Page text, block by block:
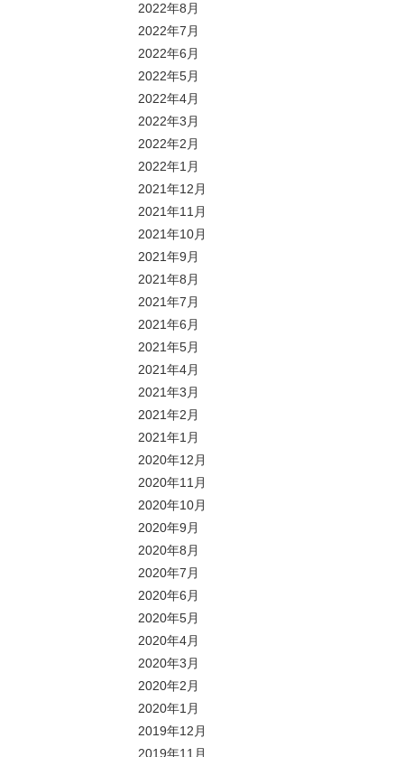
2022年8月
2022年7月
2022年6月
2022年5月
2022年4月
2022年3月
2022年2月
2022年1月
2021年12月
2021年11月
2021年10月
2021年9月
2021年8月
2021年7月
2021年6月
2021年5月
2021年4月
2021年3月
2021年2月
2021年1月
2020年12月
2020年11月
2020年10月
2020年9月
2020年8月
2020年7月
2020年6月
2020年5月
2020年4月
2020年3月
2020年2月
2020年1月
2019年12月
2019年11月